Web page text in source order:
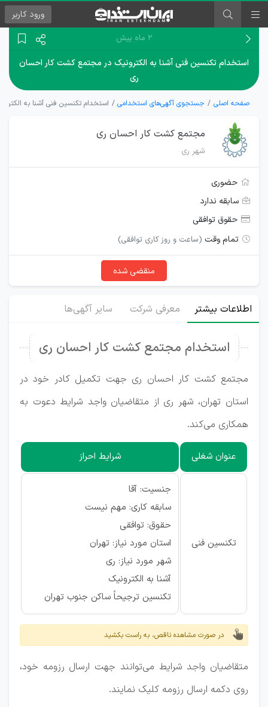
ورود کاربر
۲ ماه پیش
استخدام تکنسین فنی آشنا به الکترونیک در مجتمع کشت کار احسان
ری
صفحه اصلی جستجوی آگهی‌های استخدامی استخدام تکنسین فنی آشنا به
مجتمع کشت کار احسان ری
شهر ری
حضوری
سابقه ندارد
حقوق توافقی
تمام وقت (ساعت و روز کاری توافقی)
منقضی شده
اطلاعات بیشتر معرفی شرکت سایر آگهی‌ها
استخدام مجتمع کشت کار احسان ری
مجتمع کشت کار احسان ری جهت تکمیل کادر خود در
استان تهران، شهر ری از متقاضیان واجد شرایط دعوت به
همکاری می‌کند.
عنوان شغلی شرایط احراز
تکنسین فنی
جنسیت: آقا
سابقه کاری: مهم نیست
حقوق: توافقی
استان مورد نیاز: تهران
شهر مورد نیاز: ری
آشنا به الکترونیک
تکنسین ترجیحاً ساکن جنوب تهران
در صورت مشاهده ناقص، به راست بکشید
متقاضیان واجد شرایط می‌توانند جهت ارسال رزومه خود،
روی دکمه ارسال رزومه کلیک نمایند.